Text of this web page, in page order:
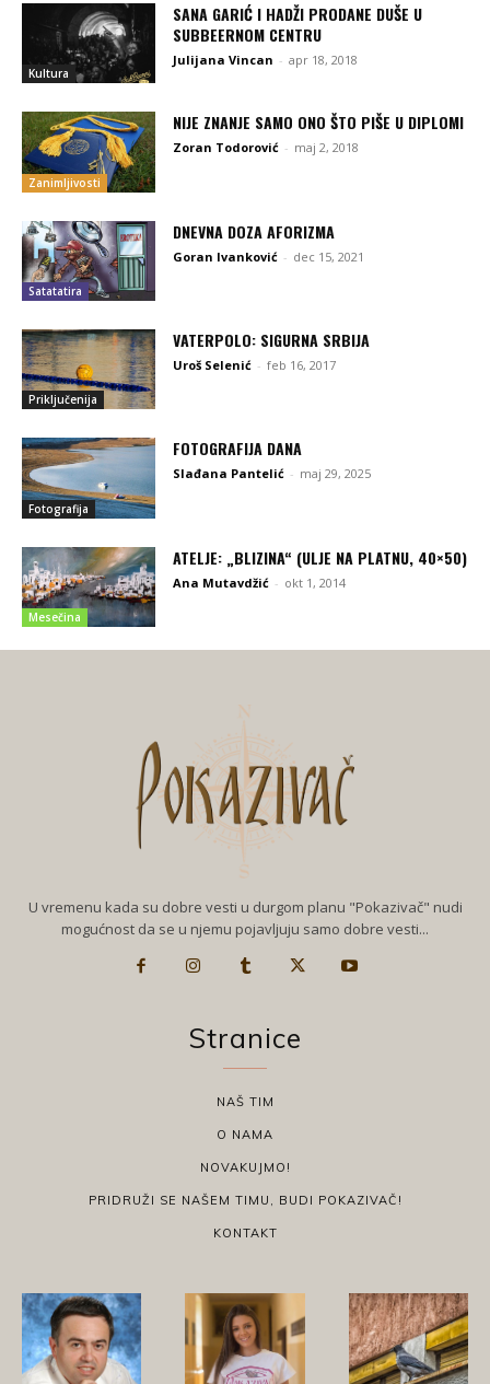
Kultura
SANA GARIĆ I HADŽI PRODANE DUŠE U
SUBBEERNOM CENTRU
Julijana Vincan - apr 18, 2018
Zanimljivosti
NIJE ZNANJE SAMO ONO ŠTO PIŠE U DIPLOMI
Zoran Todorović - maj 2, 2018
Satatatira
DNEVNA DOZA AFORIZMA
Goran Ivanković - dec 15, 2021
Priključenija
VATERPOLO: SIGURNA SRBIJA
Uroš Selenić - feb 16, 2017
Fotografija
FOTOGRAFIJA DANA
Slađana Pantelić - maj 29, 2025
Mesečina
ATELJE: „BLIZINA“ (ULJE NA PLATNU, 40×50)
Ana Mutavdžić - okt 1, 2014
U vremenu kada su dobre vesti u durgom planu "Pokazivač" nudi
mogućnost da se u njemu pojavljuju samo dobre vesti...
Stranice
NAŠ TIM
O NAMA
NOVAKUJMO!
PRIDRUŽI SE NAŠEM TIMU, BUDI POKAZIVAČ!
KONTAKT